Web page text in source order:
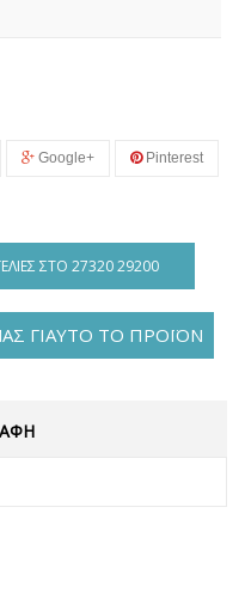
Google+ Pinterest
ΣΤΟ 27320 29200
ΓΙΑΥΤΟ ΤΟ ΠΡΟΪΟΝ